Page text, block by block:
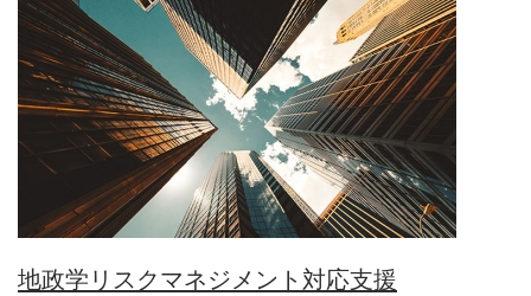
地政学リスクマネジメント対応支援